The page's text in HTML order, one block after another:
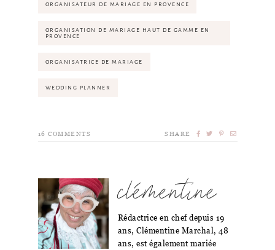
ORGANISATEUR DE MARIAGE EN PROVENCE
ORGANISATION DE MARIAGE HAUT DE GAMME EN
PROVENCE
ORGANISATRICE DE MARIAGE
WEDDING PLANNER
16 COMMENTS SHARE
clémentine
Rédactrice en chef depuis 19
ans, Clémentine Marchal, 48
ans, est également mariée